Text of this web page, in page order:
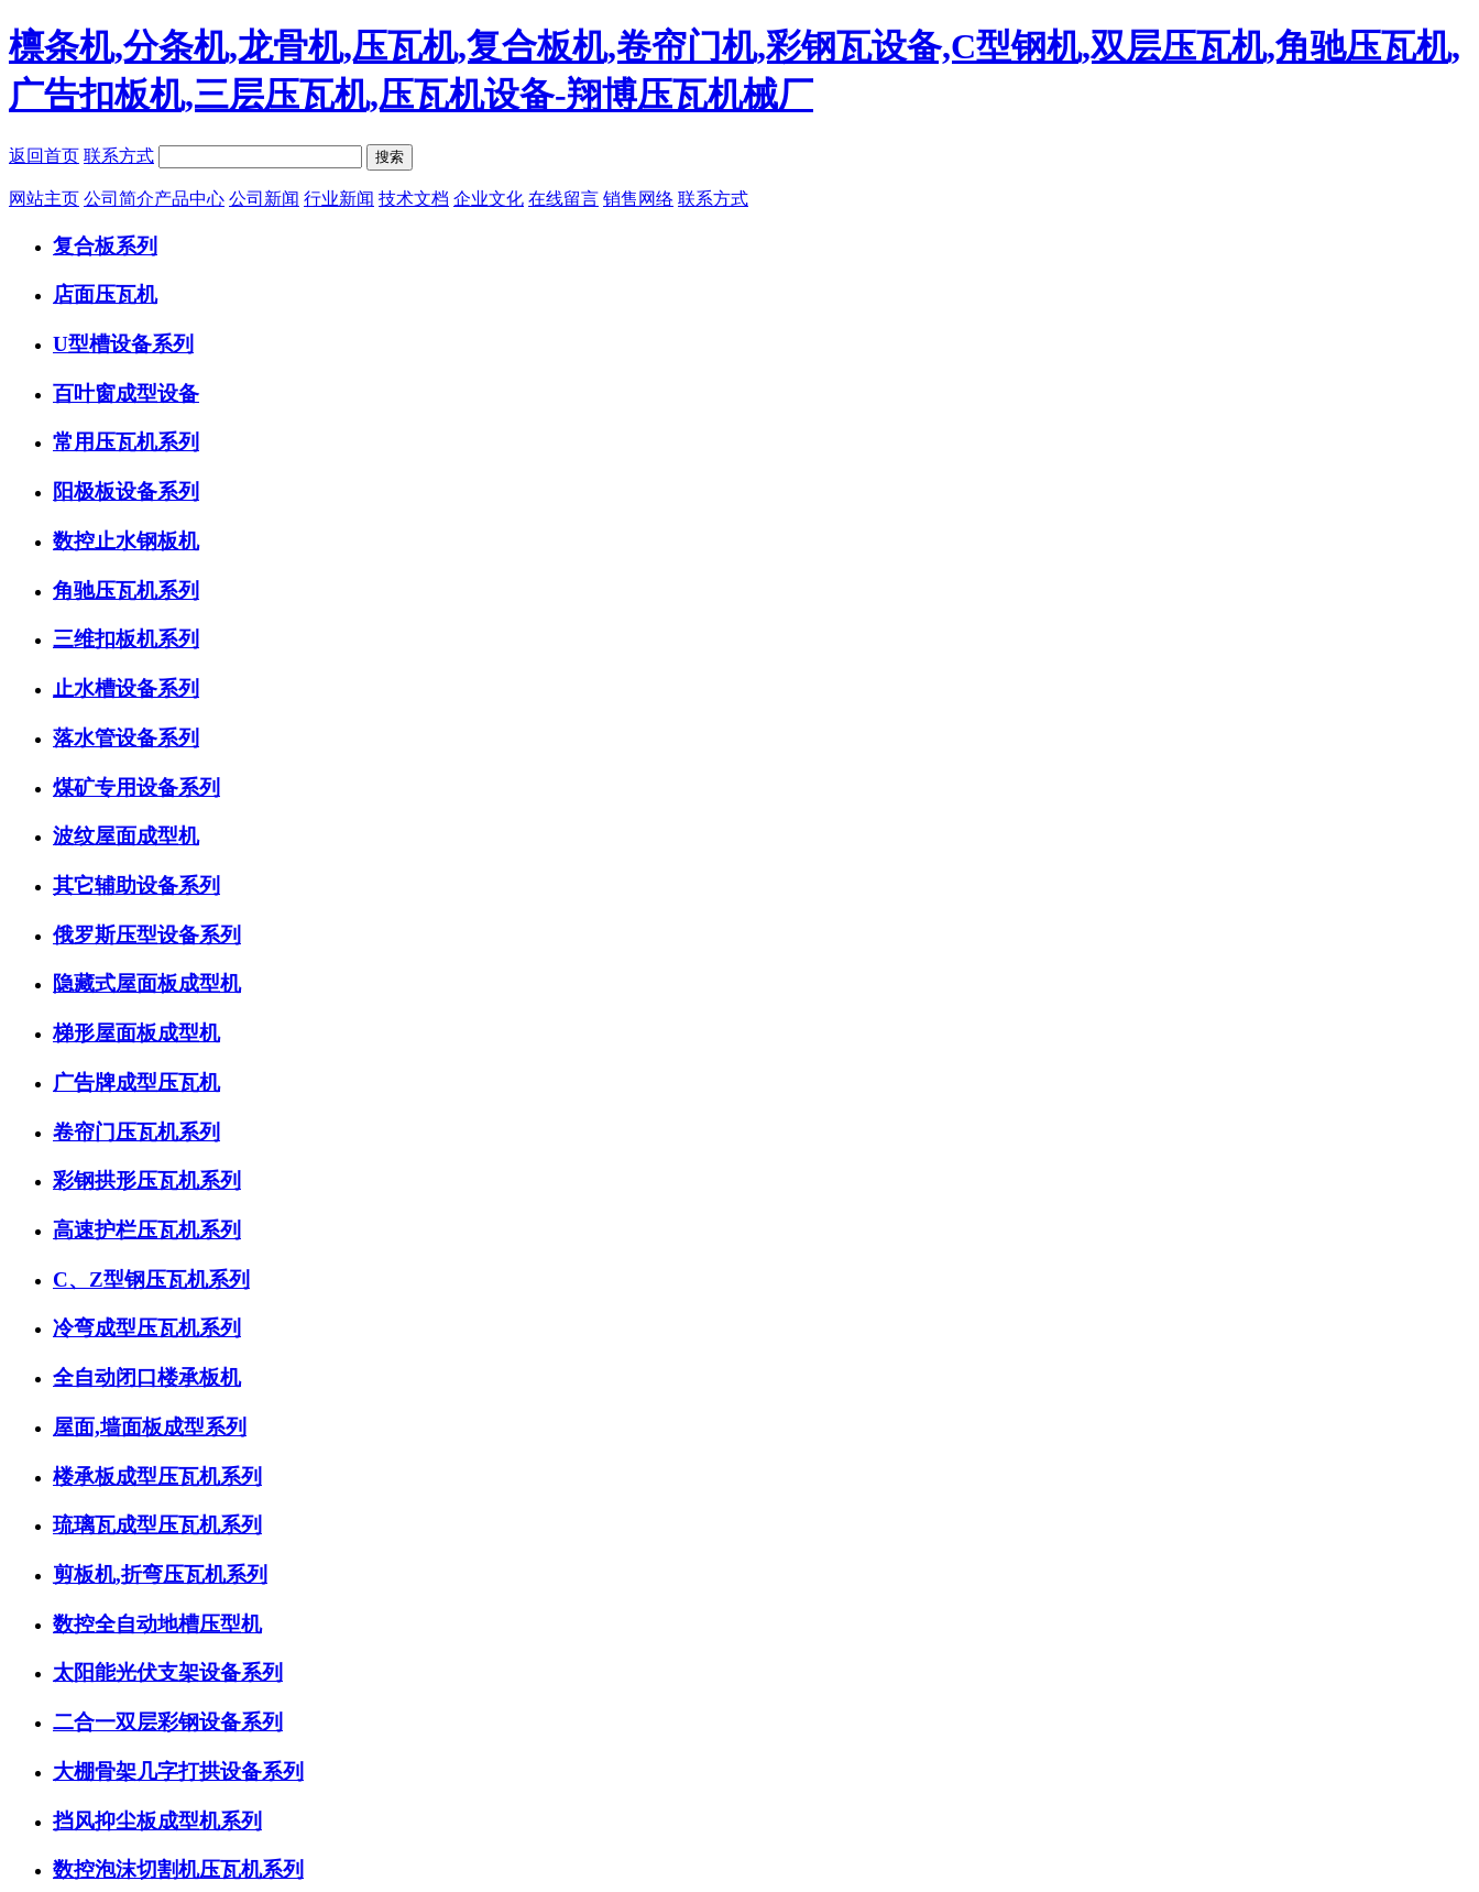
檩条机,分条机,龙骨机,压瓦机,复合板机,卷帘门机,彩钢瓦设备,C型钢机,双层压瓦机,角驰压瓦机,
广告扣板机,三层压瓦机,压瓦机设备-翔博压瓦机械厂
返回首页 联系方式 搜索
网站主页 公司简介产品中心 公司新闻 行业新闻 技术文档 企业文化 在线留言 销售网络 联系方式
复合板系列
店面压瓦机
U型槽设备系列
百叶窗成型设备
常用压瓦机系列
阳极板设备系列
数控止水钢板机
角驰压瓦机系列
三维扣板机系列
止水槽设备系列
落水管设备系列
煤矿专用设备系列
波纹屋面成型机
其它辅助设备系列
俄罗斯压型设备系列
隐藏式屋面板成型机
梯形屋面板成型机
广告牌成型压瓦机
卷帘门压瓦机系列
彩钢拱形压瓦机系列
高速护栏压瓦机系列
C、Z型钢压瓦机系列
冷弯成型压瓦机系列
全自动闭口楼承板机
屋面,墙面板成型系列
楼承板成型压瓦机系列
琉璃瓦成型压瓦机系列
剪板机,折弯压瓦机系列
数控全自动地槽压型机
太阳能光伏支架设备系列
二合一双层彩钢设备系列
大棚骨架几字打拱设备系列
挡风抑尘板成型机系列
数控泡沫切割机压瓦机系列